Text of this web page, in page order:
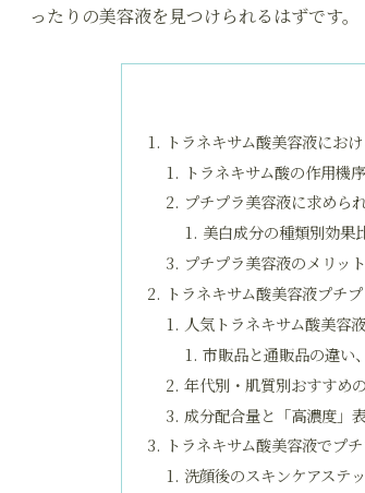
ったりの美容液を見つけられるはずです。
トラネキサム酸美容液にお
トラネキサム酸の作用機
プチプラ美容液に求めら
美白成分の種類別効果
プチプラ美容液のメリッ
トラネキサム酸美容液プチ
人気トラネキサム酸美容
市販品と通販品の違い
年代別・肌質別おすすめ
成分配合量と「高濃度」
トラネキサム酸美容液でプ
洗顔後のスキンケアステ